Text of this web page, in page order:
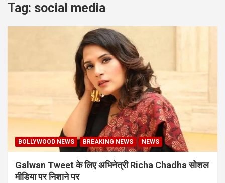
Tag: social media
BOLLYWOOD NEWS BREAKING NEWS NEWS
Galwan Tweet के लिए अभिनेत्री Richa Chadha सोशल
मीडिया पर निशाने पर